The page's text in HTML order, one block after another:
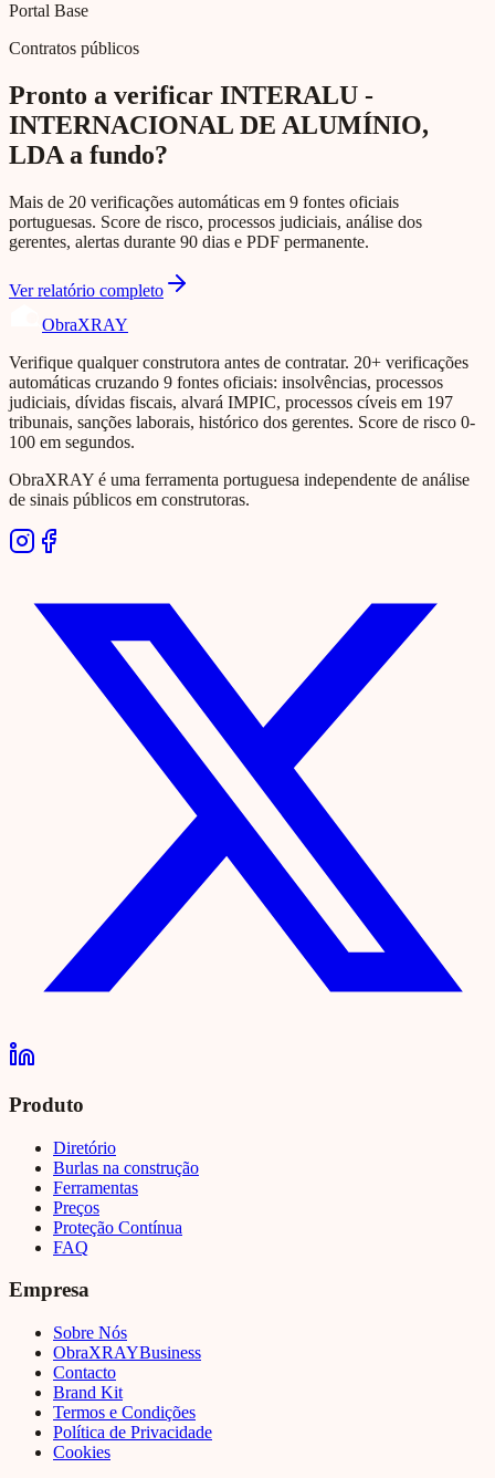
Portal Base
Contratos públicos
Pronto a verificar INTERALU -
INTERNACIONAL DE ALUMÍNIO,
LDA a fundo?
Mais de 20 verificações automáticas em 9 fontes oficiais
portuguesas. Score de risco, processos judiciais, análise dos
gerentes, alertas durante 90 dias e PDF permanente.
Ver relatório completo
ObraXRAY
Verifique qualquer construtora antes de contratar. 20+ verificações
automáticas cruzando 9 fontes oficiais: insolvências, processos
judiciais, dívidas fiscais, alvará IMPIC, processos cíveis em 197
tribunais, sanções laborais, histórico dos gerentes. Score de risco 0-
100 em segundos.
ObraXRAY é uma ferramenta portuguesa independente de análise
de sinais públicos em construtoras.
Produto
Diretório
Burlas na construção
Ferramentas
Preços
Proteção Contínua
FAQ
Empresa
Sobre Nós
ObraXRAYBusiness
Contacto
Brand Kit
Termos e Condições
Política de Privacidade
Cookies